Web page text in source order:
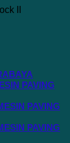
PAVING
PAVING
PAVING